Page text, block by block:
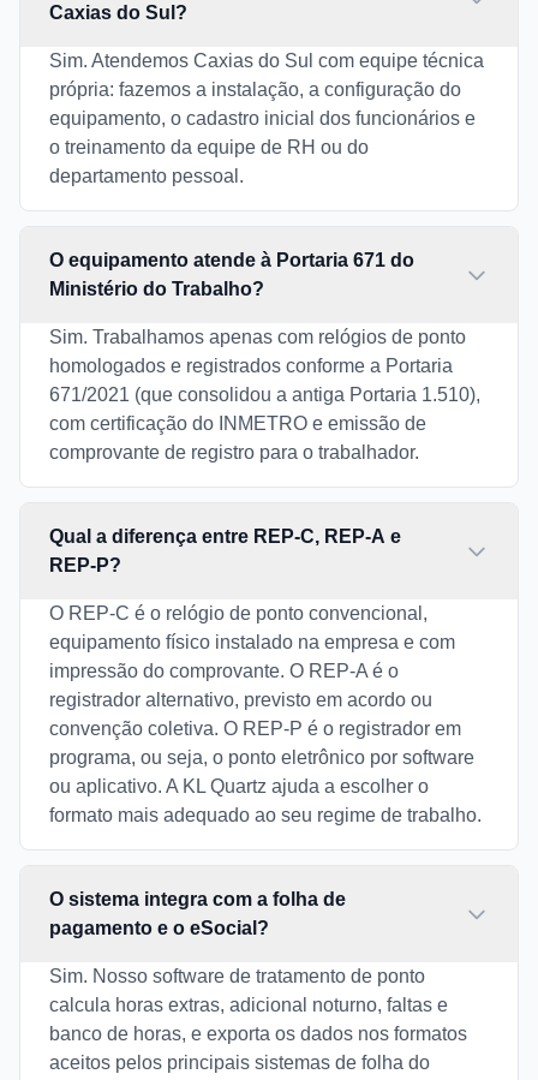
Caxias do Sul?
Sim. Atendemos Caxias do Sul com equipe técnica
própria: fazemos a instalação, a configuração do
equipamento, o cadastro inicial dos funcionários e
o treinamento da equipe de RH ou do
departamento pessoal.
O equipamento atende à Portaria 671 do
Ministério do Trabalho?
Sim. Trabalhamos apenas com relógios de ponto
homologados e registrados conforme a Portaria
671/2021 (que consolidou a antiga Portaria 1.510),
com certificação do INMETRO e emissão de
comprovante de registro para o trabalhador.
Qual a diferença entre REP-C, REP-A e
REP-P?
O REP-C é o relógio de ponto convencional,
equipamento físico instalado na empresa e com
impressão do comprovante. O REP-A é o
registrador alternativo, previsto em acordo ou
convenção coletiva. O REP-P é o registrador em
programa, ou seja, o ponto eletrônico por software
ou aplicativo. A KL Quartz ajuda a escolher o
formato mais adequado ao seu regime de trabalho.
O sistema integra com a folha de
pagamento e o eSocial?
Sim. Nosso software de tratamento de ponto
calcula horas extras, adicional noturno, faltas e
banco de horas, e exporta os dados nos formatos
aceitos pelos principais sistemas de folha do